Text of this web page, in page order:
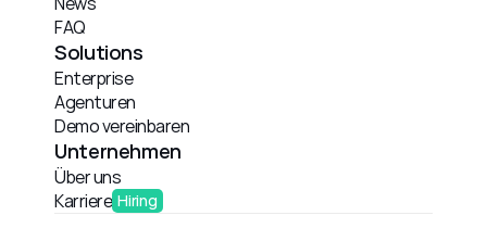
FAQ
Solutions
Enterprise
Agenturen
Demo vereinbaren
Unternehmen
Über uns
Karriere Hiring